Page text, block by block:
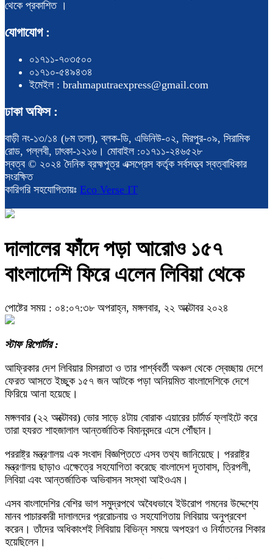
থেকে প্রকাশিত ।
যোগাযোগ :
০১৭১১-৭০৩৫০০
০১৭১০-৫৪৯৪৩৪
ইমেইল : brahmaputraexpress@gmail.com
ঢাকা অফিস :
বাড়ী নং-১৩/১৪ (৮ম তলা), ব্লক-ডি, এভিনিউ-০২, মিরপুর-০৯, সিরামিক
রোড, পল্লবী, ঢাৎকা-১২১৬। মোবাইল :০১৭১১-২৪৬৫২৮
স্বত্ব © ২০২৪ দৈনিক ব্রহ্মপুত্র এক্সপ্রেস কর্তৃক সর্বসত্ত্ব স্বত্বাধিকার
সংরক্ষিত
কারিগরি সহযোগিতায়ঃ Eco Verse IT
দালালের ফাঁদে পড়া আরোও ১৫৭
বাংলাদেশি ফিরে এলেন লিবিয়া থেকে
পোষ্টের সময় : ০৪:০৭:৩৮ অপরাহ্ন, মঙ্গলবার, ২২ অক্টোবর ২০২৪
স্টাফ রিপোর্টার :
আফ্রিকার দেশ লিবিয়ার মিসরাতা ও তার পার্শ্ববর্তী অঞ্চল থেকে স্বেচ্ছায় দেশে
ফেরত আসতে ইচ্ছুক ১৫৭ জন আটকে পড়া অনিয়মিত বাংলাদেশিকে দেশে
ফিরিয়ে আনা হয়েছে।
মঙ্গলবার (২২ অক্টোবর) ভোর সাড়ে ৪টায় বোরাক এয়ারের চার্টার্ড ফ্লাইটে করে
তারা হযরত শাহজালাল আন্তর্জাতিক বিমানবন্দরে এসে পৌঁছান।
পররাষ্ট্র মন্ত্রণালয় এক সংবাদ বিজ্ঞপ্তিতে এসব তথ্য জানিয়েছে। পররাষ্ট্র
মন্ত্রণালয় ছাড়াও এক্ষেত্রে সহযোগিতা করেছে বাংলাদেশ দূতাবাস, ত্রিপলী,
লিবিয়া এবং আন্তর্জাতিক অভিবাসন সংস্থা আইওএম।
এসব বাংলাদেশির বেশির ভাগ সমুদ্রপথে অবৈধভাবে ইউরোপ গমনের উদ্দেশ্যে
মানব পাচারকারী দালালদের প্ররোচনায় ও সহযোগিতায় লিবিয়ায় অনুপ্রবেশ
করেন। তাঁদের অধিকাংশই লিবিয়ায় বিভিন্ন সময়ে অপহরণ ও নির্যাতনের শিকার
হয়েছিলেন।